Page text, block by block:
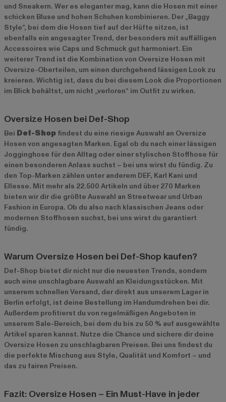
und Sneakern. Wer es eleganter mag, kann die Hosen mit einer
schicken Bluse und hohen Schuhen kombinieren. Der „Baggy
Style“, bei dem die Hosen tief auf der Hüfte sitzen, ist
ebenfalls ein angesagter Trend, der besonders mit auffälligen
Accessoires wie Caps und Schmuck gut harmoniert. Ein
weiterer Trend ist die Kombination von Oversize Hosen mit
Oversize-Oberteilen, um einen durchgehend lässigen Look zu
kreieren. Wichtig ist, dass du bei diesem Look die Proportionen
im Blick behältst, um nicht „verloren“ im Outfit zu wirken.
Oversize Hosen bei Def-Shop
Bei Def-Shop findest du eine riesige Auswahl an Oversize
Hosen von angesagten Marken. Egal ob du nach einer lässigen
Jogginghose für den Alltag oder einer stylischen Stoffhose für
einen besonderen Anlass suchst – bei uns wirst du fündig. Zu
den Top-Marken zählen unter anderem DEF, Karl Kani und
Ellesse. Mit mehr als 22.500 Artikeln und über 270 Marken
bieten wir dir die größte Auswahl an Streetwear und Urban
Fashion in Europa. Ob du also nach klassischen Jeans oder
modernen Stoffhosen suchst, bei uns wirst du garantiert
fündig.
Warum Oversize Hosen bei Def-Shop kaufen?
Def-Shop bietet dir nicht nur die neuesten Trends, sondern
auch eine unschlagbare Auswahl an Kleidungsstücken. Mit
unserem schnellen Versand, der direkt aus unserem Lager in
Berlin erfolgt, ist deine Bestellung im Handumdrehen bei dir.
Außerdem profitierst du von regelmäßigen Angeboten in
unserem Sale-Bereich, bei dem du bis zu 50 % auf ausgewählte
Artikel sparen kannst. Nutze die Chance und sichere dir deine
Oversize Hosen zu unschlagbaren Preisen. Bei uns findest du
die perfekte Mischung aus Style, Qualität und Komfort – und
das zu fairen Preisen.
Fazit: Oversize Hosen – Ein Must-Have in jeder